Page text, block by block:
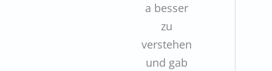
a besser
zu
verstehen
und gab